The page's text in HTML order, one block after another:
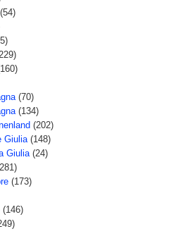
(54)
(70)
(134)
(202)
Giulia (148)
Giulia (24)
(173)
(146)